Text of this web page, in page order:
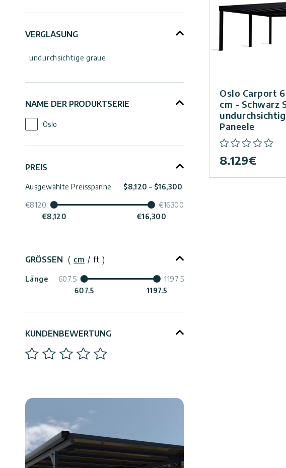
Kontaktiere
VERGLASUNG
undurchsichtige graue
NAME DER PRODUKTSERIE
Oslo
PREIS
Ausgewählte Preisspanne $8,120 – $16,300
€8120
€8,120
€16,300
€16300
GRÖSSEN ( cm / ft )
Länge
607.5
607.5
1197.5
1197.5
KUNDENBEWERTUNG
Oslo Carport
cm - Schwarz
Paneele
8.129€